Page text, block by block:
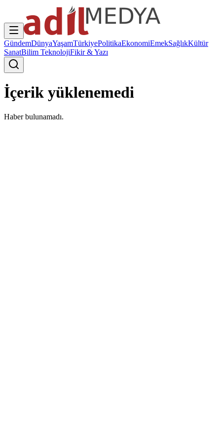
GündemDünyaYaşamTürkiyePolitikaEkonomiEmekSağlıkKültür
SanatBilim TeknolojiFikir & Yazı
İçerik yüklenemedi
Haber bulunamadı.